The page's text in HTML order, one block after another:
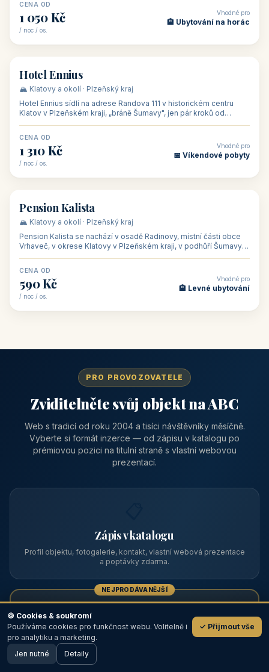
CENA OD
1 050 Kč
/ noc / os.
Vhodné pro
🏨 Ubytování na horác
🏨 hotel
Hotel Ennius
🏔️ Klatovy a okolí · Plzeňský kraj
Hotel Ennius sídlí na adrese Randova 111 v historickém centru
Klatov v Plzeňském kraji, „bráně Šumavy", jen pár kroků od
CENA OD
1 310 Kč
/ noc / os.
Vhodné pro
📅 Víkendové pobyty
🏡 penzion
Pension Kalista
🏔️ Klatovy a okolí · Plzeňský kraj
Pension Kalista se nachází v osadě Radinovy, místní části obce
Vrhaveč, v okrese Klatovy v Plzeňském kraji, v podhůří Šumavy
CENA OD
590 Kč
/ noc / os.
Vhodné pro
🏨 Levné ubytování
PRO PROVOZOVATELE
Zviditelněte svůj objekt na ABC
Web s tradicí od roku 2004 a tisíci návštěvníky měsíčně.
Vyberte si formát inzerce — od zápisu v katalogu po
prémiovou pozici na titulní straně s vlastní webovou
prezentací.
Zápis v katalogu
Profil objektu, fotogalerie, kontakt, vlastní webová prezentace
a poptávky zdarma.
NEJPRODÁVANĚJŠÍ
Prémiový partner
TOP pozice na titulce, přednost ve výpisech, zlatý odznak a
💬
🖥️ Desktop verze
🍪 Cookies & soukromí
Používáme cookies pro funkčnost webu. Volitelně i
pro analytiku a marketing.
✓ Přijmout vše
Jen nutné Detaily